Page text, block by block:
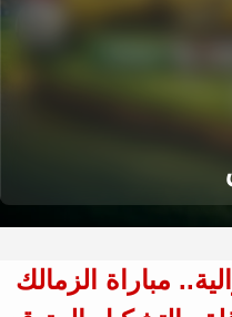
مباراة الزمالك